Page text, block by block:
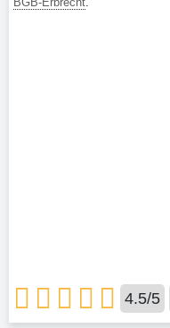
4.5/5